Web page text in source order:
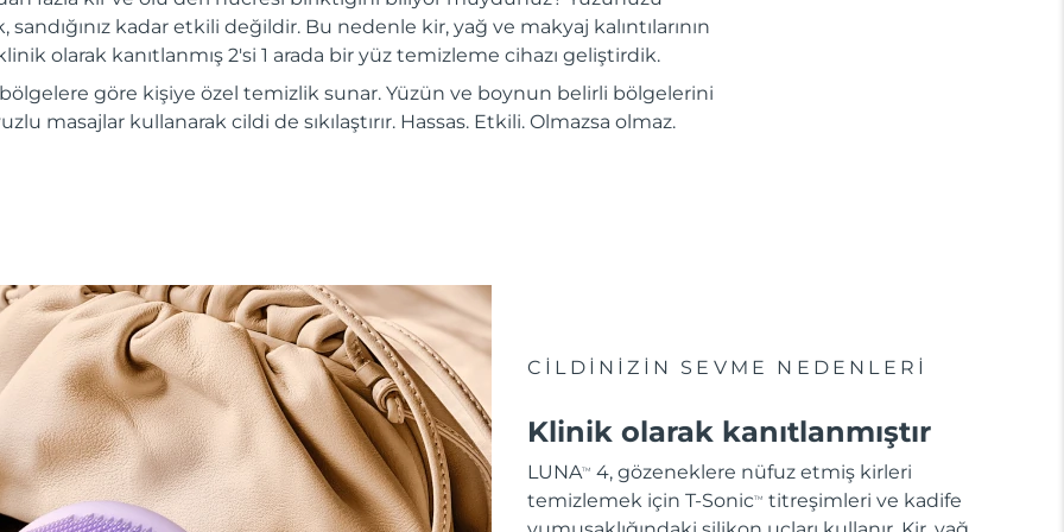
kadar etkili değildir. Bu nedenle kir, yağ ve makyaj kalıntılarının
olarak kanıtlanmış 2'si 1 arada bir yüz temizleme cihazı geliştirdik.
göre kişiye özel temizlik sunar. Yüzün ve boynun belirli bölgelerini
masajlar kullanarak cildi de sıkılaştırır. Hassas. Etkili. Olmazsa olmaz.
CİLDİNİZİN SEVME NEDENLERİ
Klinik olarak kanıtlanmıştır
LUNATM
4, gözeneklere nüfuz etmiş kirleri
temizlemek için T-SonicTM
titreşimleri ve kadife